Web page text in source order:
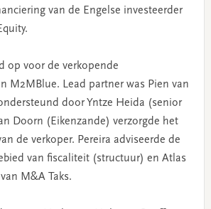
van de Engelse investeerder
op voor de verkopende
M2MBlue. Lead partner was Pien van
door Yntze Heida (senior
Doorn (Eikenzande) verzorgde het
de verkoper. Pereira adviseerde de
van fiscaliteit (structuur) en Atlas
M&A Taks.